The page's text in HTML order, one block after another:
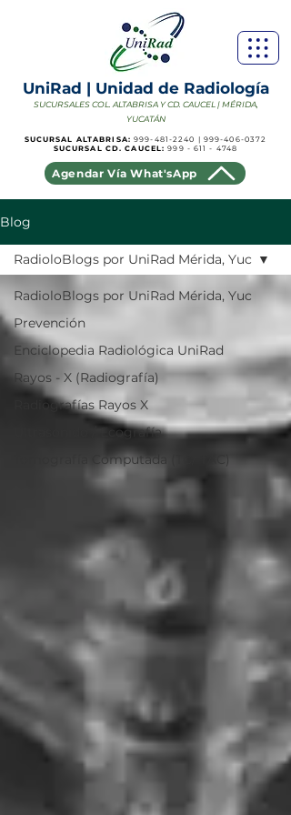
SUCURSAL ALTABRISA:999-481-2240 | 999-406-0372
SUCURSAL CD. CAUCEL:999 - 611 - 4748
UniRad | Unidad de Radiología
SUCURSALES COL. ALTABRISA Y CD. CAUCEL | MÉRIDA,
YUCATÁN
Agendar Vía What'sApp
Blog
RadioloBlogs por UniRad Mérida, Yuc
Prevención
Enciclopedia Radiológica UniRad
Rayos - X (Radiografía)
Radiografías Rayos X
Ultrasonido / Ecografía
Tomografía Computada (TC/ TAC)
RadioloBlogs por UniRad Mérida, Yuc